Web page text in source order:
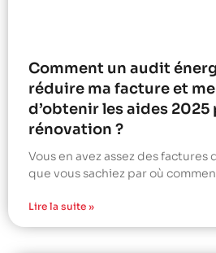
Comment un audit
réduire ma facture et
d’obtenir les aides 2025
rénovation ?
Vous en avez assez des factures
que vous sachiez par où
Lire la suite »